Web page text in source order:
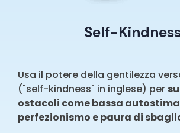
Self-
Usa il potere della gentilezza
("self-kindness" in inglese) per
ostacoli come bassa
perfezionismo e paura di